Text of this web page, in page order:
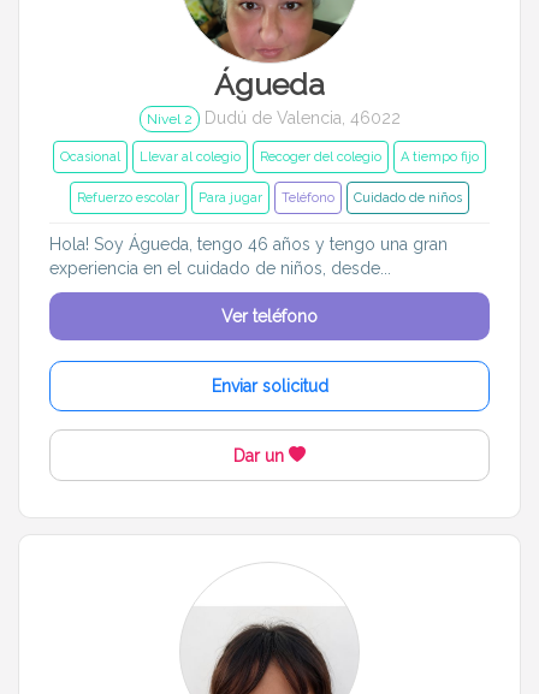
Águeda
Nivel 2 Dudú de Valencia, 46022
Ocasional Llevar al colegio Recoger del colegio A tiempo fijo
Refuerzo escolar Para jugar Teléfono Cuidado de niños
Hola! Soy Águeda, tengo 46 años y tengo una gran
experiencia en el cuidado de niños, desde...
Ver teléfono
Enviar solicitud
Dar un